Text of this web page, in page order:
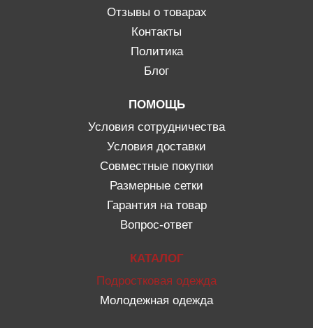
Отзывы о товарах
Контакты
Политика
Блог
ПОМОЩЬ
Условия сотрудничества
Условия доставки
Совместные покупки
Размерные сетки
Гарантия на товар
Вопрос-ответ
КАТАЛОГ
Подростковая одежда
Молодежная одежда